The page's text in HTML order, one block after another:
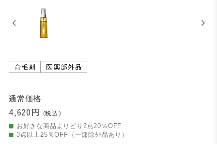
育毛剤 医薬部外品
通常価格
4,620円 (税込)
お好きな商品よりどり2点20％OFF
3点以上25％OFF（一部除外品あり）